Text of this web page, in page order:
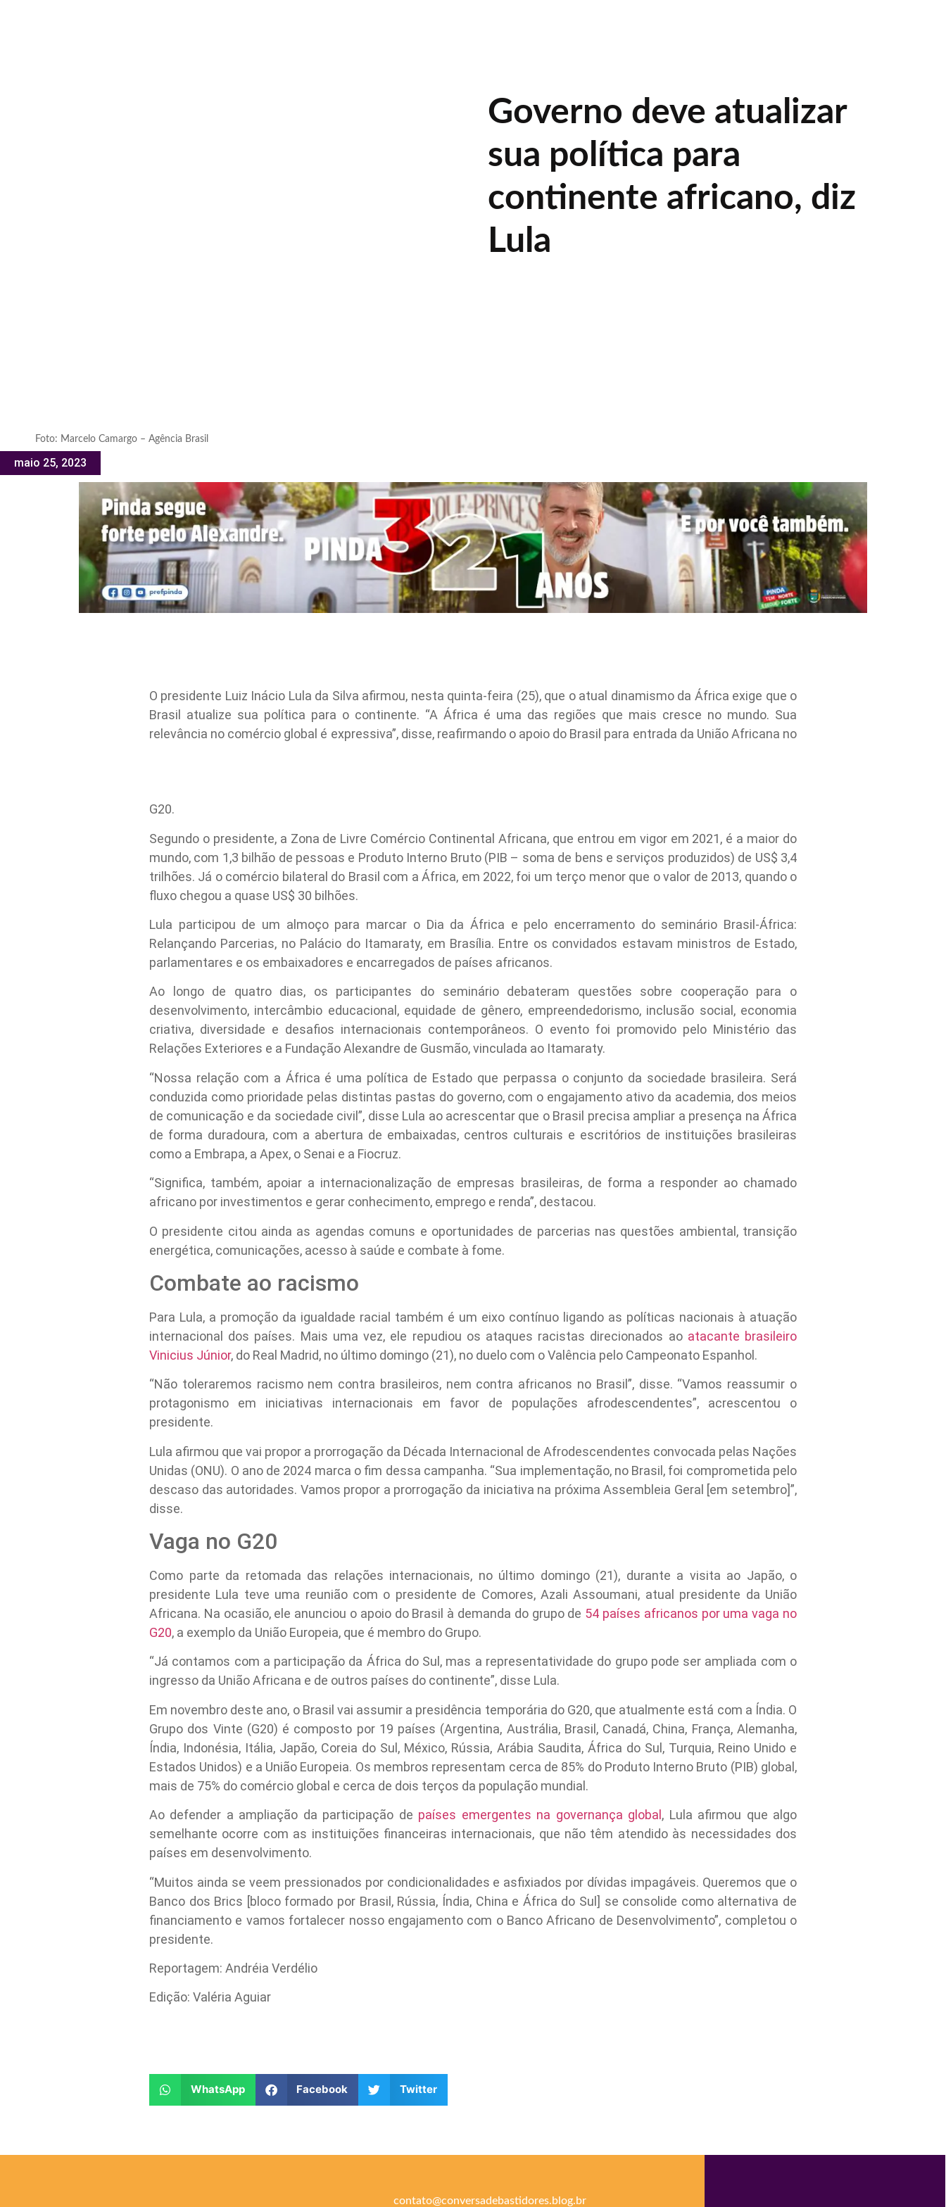
Foto: Marcelo Camargo – Agência Brasil
maio 25, 2023
Governo deve atualizar
sua política para
continente africano, diz
Lula
O presidente Luiz Inácio Lula da Silva afirmou, nesta quinta-feira (25), que o atual dinamismo da África exige que o
Brasil atualize sua política para o continente. “A África é uma das regiões que mais cresce no mundo. Sua
relevância no comércio global é expressiva”, disse, reafirmando o apoio do Brasil para entrada da União Africana no
G20.
Segundo o presidente, a Zona de Livre Comércio Continental Africana, que entrou em vigor em 2021, é a maior do
mundo, com 1,3 bilhão de pessoas e Produto Interno Bruto (PIB – soma de bens e serviços produzidos) de US$ 3,4
trilhões. Já o comércio bilateral do Brasil com a África, em 2022, foi um terço menor que o valor de 2013, quando o
fluxo chegou a quase US$ 30 bilhões.
Lula participou de um almoço para marcar o Dia da África e pelo encerramento do seminário Brasil-África:
Relançando Parcerias, no Palácio do Itamaraty, em Brasília. Entre os convidados estavam ministros de Estado,
parlamentares e os embaixadores e encarregados de países africanos.
Ao longo de quatro dias, os participantes do seminário debateram questões sobre cooperação para o
desenvolvimento, intercâmbio educacional, equidade de gênero, empreendedorismo, inclusão social, economia
criativa, diversidade e desafios internacionais contemporâneos. O evento foi promovido pelo Ministério das
Relações Exteriores e a Fundação Alexandre de Gusmão, vinculada ao Itamaraty.
“Nossa relação com a África é uma política de Estado que perpassa o conjunto da sociedade brasileira. Será
conduzida como prioridade pelas distintas pastas do governo, com o engajamento ativo da academia, dos meios
de comunicação e da sociedade civil”, disse Lula ao acrescentar que o Brasil precisa ampliar a presença na África
de forma duradoura, com a abertura de embaixadas, centros culturais e escritórios de instituições brasileiras
como a Embrapa, a Apex, o Senai e a Fiocruz.
“Significa, também, apoiar a internacionalização de empresas brasileiras, de forma a responder ao chamado
africano por investimentos e gerar conhecimento, emprego e renda”, destacou.
O presidente citou ainda as agendas comuns e oportunidades de parcerias nas questões ambiental, transição
energética, comunicações, acesso à saúde e combate à fome.
Combate ao racismo
Para Lula, a promoção da igualdade racial também é um eixo contínuo ligando as políticas nacionais à atuação
internacional dos países. Mais uma vez, ele repudiou os ataques racistas direcionados ao atacante brasileiro
Vinicius Júnior, do Real Madrid, no último domingo (21), no duelo com o Valência pelo Campeonato Espanhol.
“Não toleraremos racismo nem contra brasileiros, nem contra africanos no Brasil”, disse. “Vamos reassumir o
protagonismo em iniciativas internacionais em favor de populações afrodescendentes”, acrescentou o
presidente.
Lula afirmou que vai propor a prorrogação da Década Internacional de Afrodescendentes convocada pelas Nações
Unidas (ONU). O ano de 2024 marca o fim dessa campanha. “Sua implementação, no Brasil, foi comprometida pelo
descaso das autoridades. Vamos propor a prorrogação da iniciativa na próxima Assembleia Geral [em setembro]”,
disse.
Vaga no G20
Como parte da retomada das relações internacionais, no último domingo (21), durante a visita ao Japão, o
presidente Lula teve uma reunião com o presidente de Comores, Azali Assoumani, atual presidente da União
Africana. Na ocasião, ele anunciou o apoio do Brasil à demanda do grupo de 54 países africanos por uma vaga no
G20, a exemplo da União Europeia, que é membro do Grupo.
“Já contamos com a participação da África do Sul, mas a representatividade do grupo pode ser ampliada com o
ingresso da União Africana e de outros países do continente”, disse Lula.
Em novembro deste ano, o Brasil vai assumir a presidência temporária do G20, que atualmente está com a Índia. O
Grupo dos Vinte (G20) é composto por 19 países (Argentina, Austrália, Brasil, Canadá, China, França, Alemanha,
Índia, Indonésia, Itália, Japão, Coreia do Sul, México, Rússia, Arábia Saudita, África do Sul, Turquia, Reino Unido e
Estados Unidos) e a União Europeia. Os membros representam cerca de 85% do Produto Interno Bruto (PIB) global,
mais de 75% do comércio global e cerca de dois terços da população mundial.
Ao defender a ampliação da participação de países emergentes na governança global , Lula afirmou que algo
semelhante ocorre com as instituições financeiras internacionais, que não têm atendido às necessidades dos
países em desenvolvimento.
“Muitos ainda se veem pressionados por condicionalidades e asfixiados por dívidas impagáveis. Queremos que o
Banco dos Brics [bloco formado por Brasil, Rússia, Índia, China e África do Sul] se consolide como alternativa de
financiamento e vamos fortalecer nosso engajamento com o Banco Africano de Desenvolvimento”, completou o
presidente.
Reportagem: Andréia Verdélio
Edição: Valéria Aguiar
WhatsApp Facebook Twitter
contato@conversadebastidores.blog.br